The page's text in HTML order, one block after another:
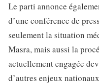
Le parti annonce
d’une conférence de
seulement la situation
Masra, mais aussi la
actuellement engagée
d’autres enjeux